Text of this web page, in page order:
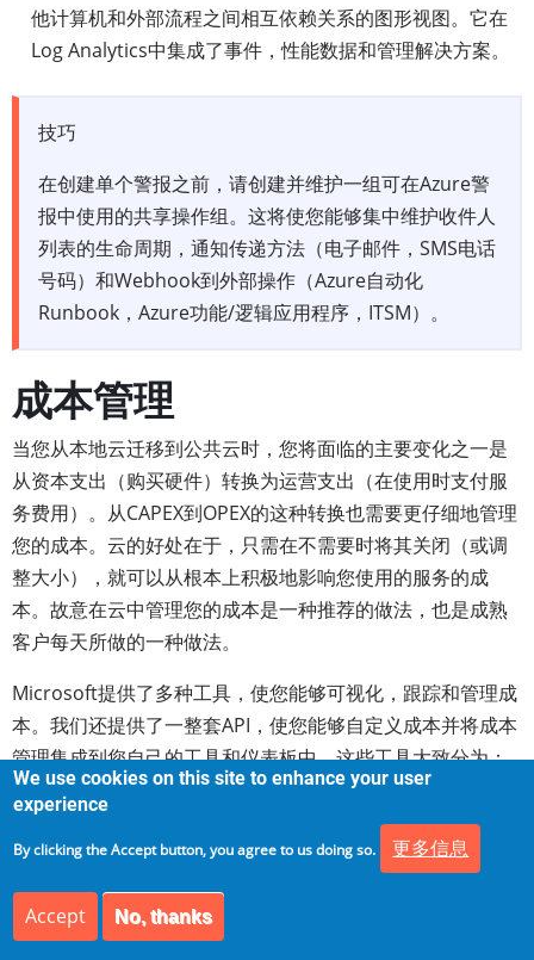
他计算机和外部流程之间相互依赖关系的图形视图。它在
Log Analytics中集成了事件，性能数据和管理解决方案。
技巧
在创建单个警报之前，请创建并维护一组可在Azure警
报中使用的共享操作组。这将使您能够集中维护收件人
列表的生命周期，通知传递方法（电子邮件，SMS电话
号码）和Webhook到外部操作（Azure自动化
Runbook，Azure功能/逻辑应用程序，ITSM）。
成本管理
当您从本地云迁移到公共云时，您将面临的主要变化之一是
从资本支出（购买硬件）转换为运营支出（在使用时支付服
务费用）。从CAPEX到OPEX的这种转换也需要更仔细地管理
您的成本。云的好处在于，只需在不需要时将其关闭（或调
整大小），就可以从根本上积极地影响您使用的服务的成
本。故意在云中管理您的成本是一种推荐的做法，也是成熟
客户每天所做的一种做法。
Microsoft提供了多种工具，使您能够可视化，跟踪和管理成
本。我们还提供了一整套API，使您能够自定义成本并将成本
管理集成到您自己的工具和仪表板中。这些工具大致分为：
Azure门户功能和外部功能
Azure门户功能
这些工具可为您提供有关成本的即时信息以及采取措施的能
力
We use cookies on this site to enhance your user
experience
By clicking the Accept button, you agree to us doing so. 更多信息
Accept No, thanks